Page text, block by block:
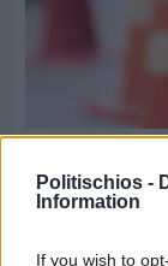
Politischios -
Information
If you wish to
Πριν 8 ημέρες
Εργασίες
Βαρβασίου